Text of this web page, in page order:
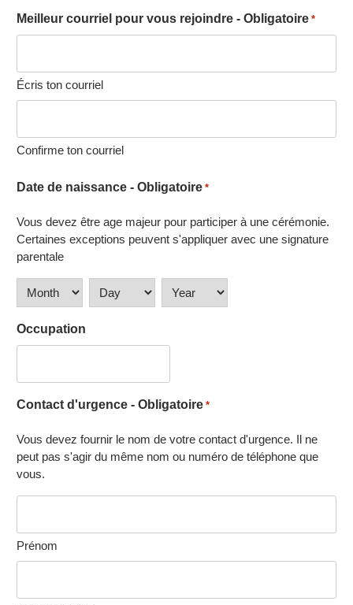
Meilleur courriel pour vous rejoindre - Obligatoire *
Écris ton courriel
Confirme ton courriel
Date de naissance - Obligatoire *
Vous devez être age majeur pour participer à une cérémonie.
Certaines exceptions peuvent s'appliquer avec une signature
parentale
Occupation
Contact d'urgence - Obligatoire *
Vous devez fournir le nom de votre contact d'urgence. Il ne
peut pas s'agir du même nom ou numéro de téléphone que
vous.
Prénom